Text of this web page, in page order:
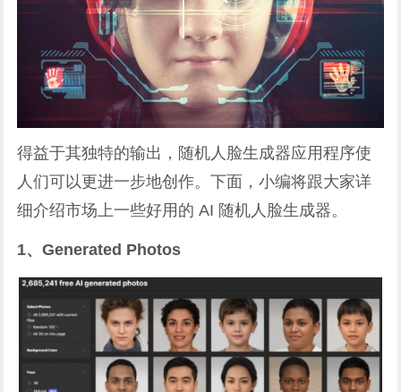
得益于其独特的输出，随机人脸生成器应用程序使
人们可以更进一步地创作。下面，小编将跟大家详
细介绍市场上一些好用的 AI 随机人脸生成器。
1、Generated Photos